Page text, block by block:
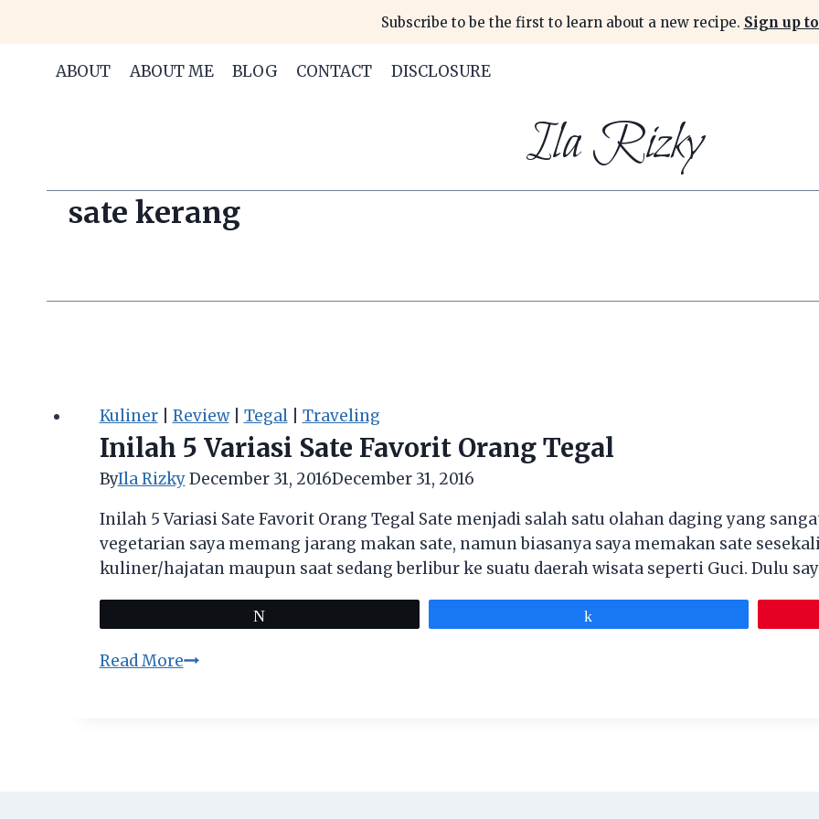
content
Subscribe to be the first to learn about a new recipe. Sign up
ABOUT ABOUT ME BLOG CONTACT DISCLOSURE
Ila Rizky
sate kerang
Kuliner| Review| Tegal| Traveling
Inilah 5 Variasi Sate Favorit Orang Tegal
ByIla Rizky December 31, 2016December 31, 2016
Inilah 5 Variasi Sate Favorit Orang Tegal Sate menjadi salah satu olahan daging yang
vegetarian saya memang jarang makan sate, namun biasanya saya memakan sate
kuliner/hajatan maupun saat sedang berlibur ke suatu daerah wisata seperti Guci. Dulu
Read MoreInilah